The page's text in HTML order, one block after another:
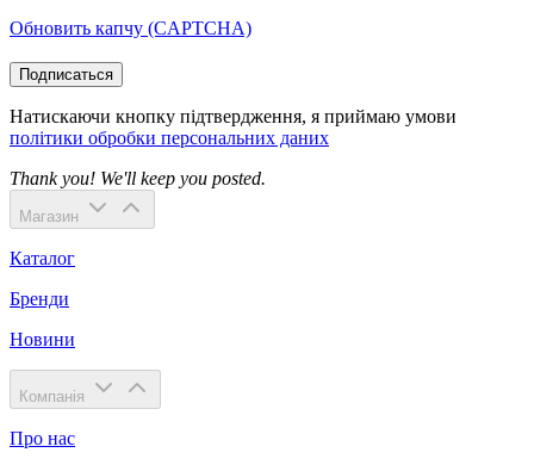
Обновить капчу (CAPTCHA)
Подписаться
Натискаючи кнопку підтвердження, я приймаю умови
політики обробки персональних даних
Thank you! We'll keep you posted.
Магазин
Каталог
Бренди
Новини
Компанія
Про нас